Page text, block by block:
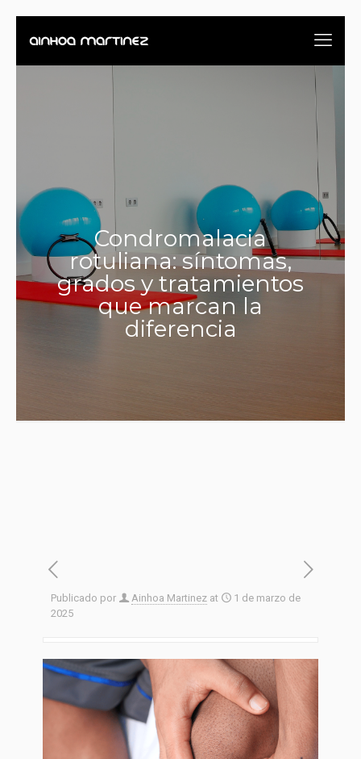
Condromalacia
rotuliana: síntomas,
grados y tratamientos
que marcan la
diferencia
Publicado por Ainhoa Martinez at
1 de marzo de
2025